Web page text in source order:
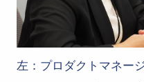
左：プロダクトマネー